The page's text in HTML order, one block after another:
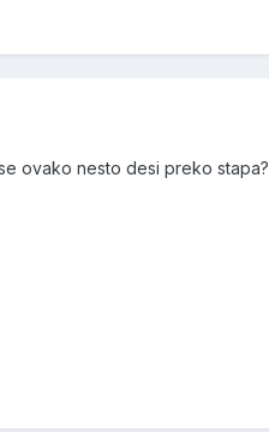
ovako nesto desi preko stapa?